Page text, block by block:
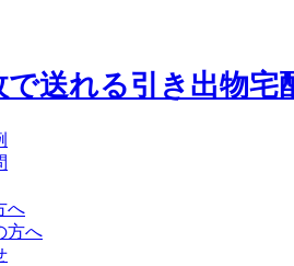
で送れる引き出物宅
へ
方へ